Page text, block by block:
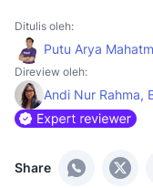
Share
Ditulis oleh:
Putu Arya
Direview oleh:
Andi Nur Rahma,